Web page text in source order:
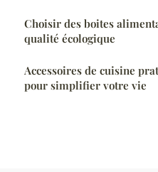
Choisir des boites
qualité écologique
Accessoires de cuisine
pour simplifier votre vie